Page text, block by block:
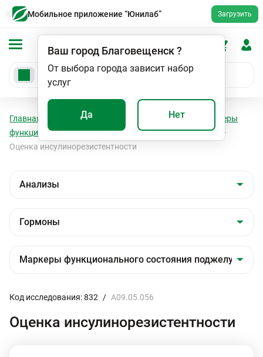
Мобильное приложение “Юнилаб” Загрузить
Ваш город Благовещенск?
От выбора города зависит набор
услуг
Да Нет
Главная Анализы Гормоны
Маркеры
функционального состояния поджелудочной железы
Оценка инсулинорезистентности
Код исследования: 832 / A09.05.056
Оценка инсулинорезистентности